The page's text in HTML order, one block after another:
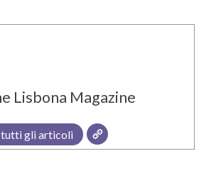
Lisbona Magazine
tutti gli articoli